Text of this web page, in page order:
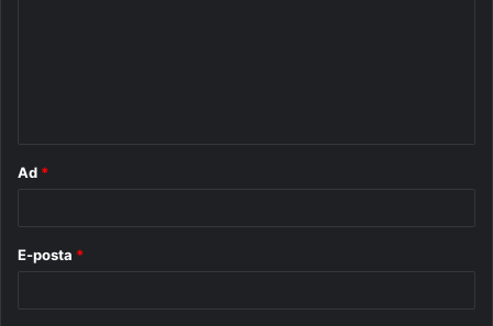
Ad *
E-posta *